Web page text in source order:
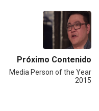
Próximo Contenido
Media Person of the Year
2015